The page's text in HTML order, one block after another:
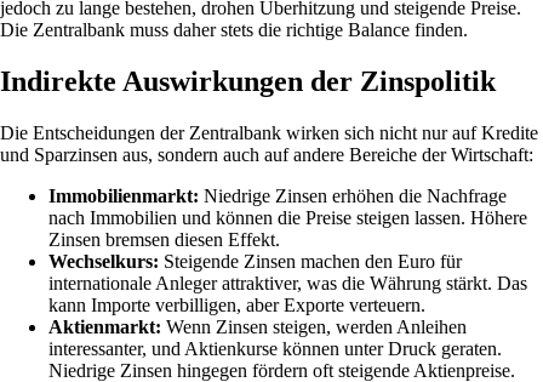
jedoch zu lange bestehen, drohen Überhitzung und steigende Preise.
Die Zentralbank muss daher stets die richtige Balance finden.
Indirekte Auswirkungen der Zinspolitik
Die Entscheidungen der Zentralbank wirken sich nicht nur auf Kredite
und Sparzinsen aus, sondern auch auf andere Bereiche der Wirtschaft:
Immobilienmarkt: Niedrige Zinsen erhöhen die Nachfrage
nach Immobilien und können die Preise steigen lassen. Höhere
Zinsen bremsen diesen Effekt.
Wechselkurs: Steigende Zinsen machen den Euro für
internationale Anleger attraktiver, was die Währung stärkt. Das
kann Importe verbilligen, aber Exporte verteuern.
Aktienmarkt: Wenn Zinsen steigen, werden Anleihen
interessanter, und Aktienkurse können unter Druck geraten.
Niedrige Zinsen hingegen fördern oft steigende Aktienpreise.